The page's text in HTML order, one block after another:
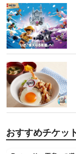
おすすめチケッ